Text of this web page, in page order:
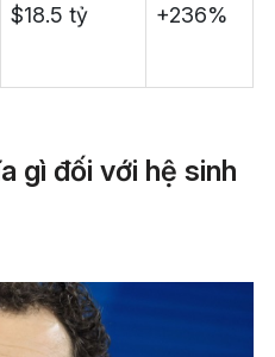
$18.5 tỷ +236%
gì đối với hệ sinh